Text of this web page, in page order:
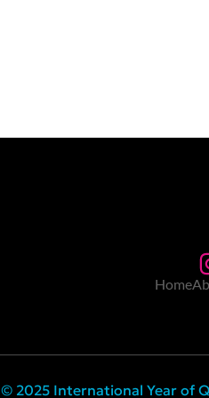
Home
© 2025 International Year of